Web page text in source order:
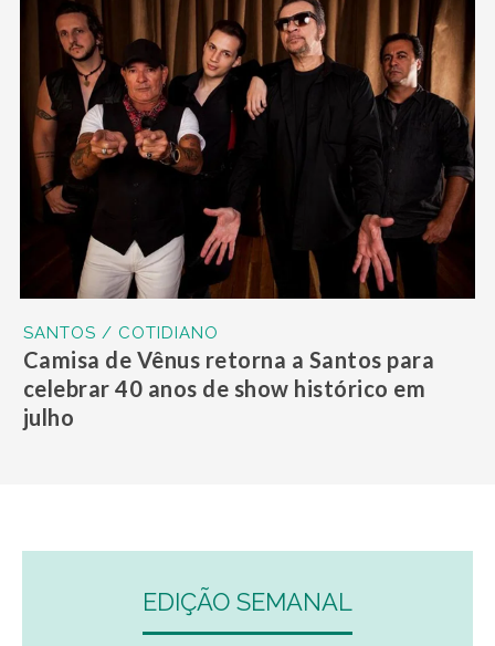
SANTOS / COTIDIANO
Camisa de Vênus retorna a Santos para
celebrar 40 anos de show histórico em
julho
EDIÇÃO SEMANAL